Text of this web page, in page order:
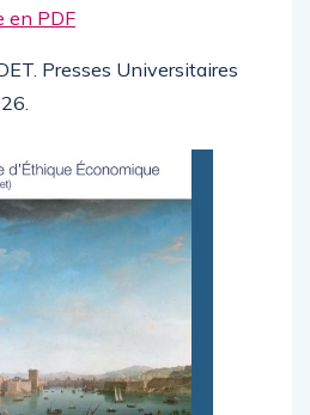
en PDF
Presses Universitaires